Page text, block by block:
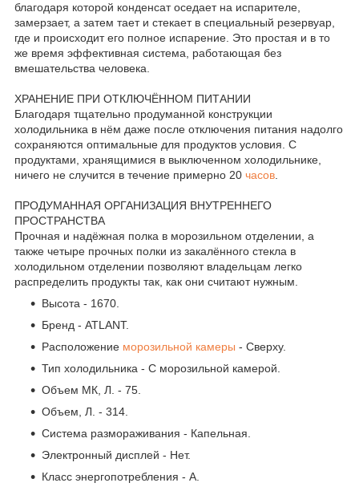
благодаря которой конденсат оседает на испарителе,
замерзает, а затем тает и стекает в специальный резервуар,
где и происходит его полное испарение. Это простая и в то
же время эффективная система, работающая без
вмешательства человека.
ХРАНЕНИЕ ПРИ ОТКЛЮЧЁННОМ ПИТАНИИ
Благодаря тщательно продуманной конструкции
холодильника в нём даже после отключения питания надолго
сохраняются оптимальные для продуктов условия. С
продуктами, хранящимися в выключенном холодильнике,
ничего не случится в течение примерно 20 часов.
ПРОДУМАННАЯ ОРГАНИЗАЦИЯ ВНУТРЕННЕГО
ПРОСТРАНСТВА
Прочная и надёжная полка в морозильном отделении, а
также четыре прочных полки из закалённого стекла в
холодильном отделении позволяют владельцам легко
распределить продукты так, как они считают нужным.
Высота - 1670.
Бренд - ATLANT.
Расположение морозильной камеры - Сверху.
Тип холодильника - С морозильной камерой.
Объем МК, Л. - 75.
Объем, Л. - 314.
Система размораживания - Капельная.
Электронный дисплей - Нет.
Класс энергопотребления - А.